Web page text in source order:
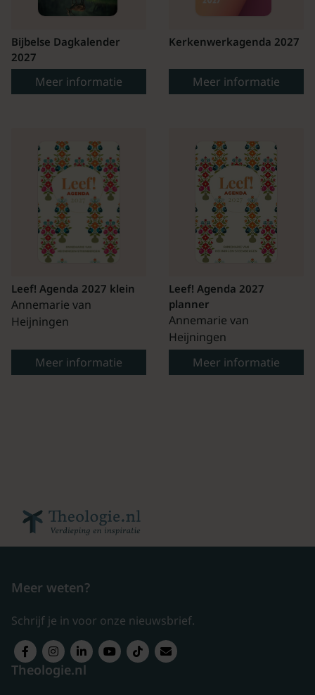
Bijbelse Dagkalender
2027
Meer informatie
Kerkenwerkagenda 2027
Meer informatie
Leef! Agenda 2027 klein
Annemarie van
Heijningen
Meer informatie
Leef! Agenda 2027
planner
Annemarie van
Heijningen
Meer informatie
Meer weten?
Schrijf je in voor onze nieuwsbrief.
Theologie.nl